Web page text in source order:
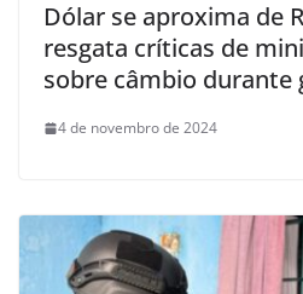
Dólar se aproxima de
resgata críticas de
sobre câmbio durante
4 de novembro de 2024